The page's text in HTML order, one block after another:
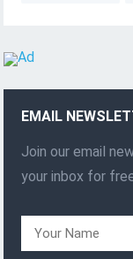
EMAIL
Join our email
your inbox for